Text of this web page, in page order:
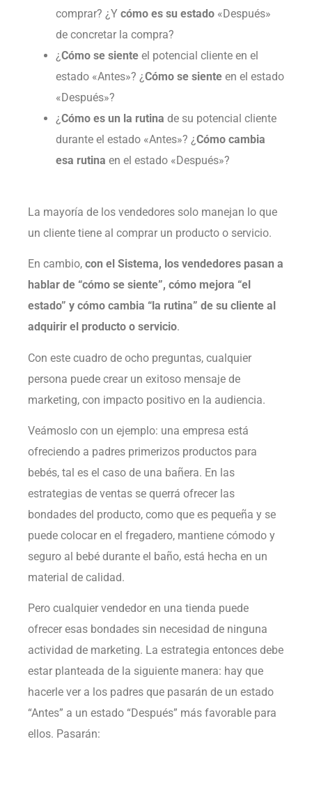
comprar? ¿Y cómo es su estado «Después»
de concretar la compra?
¿Cómo se siente el potencial cliente en el
estado «Antes»? ¿Cómo se siente en el estado
«Después»?
¿Cómo es un la rutina de su potencial cliente
durante el estado «Antes»? ¿Cómo cambia
esa rutina en el estado «Después»?
La mayoría de los vendedores solo manejan lo que
un cliente tiene al comprar un producto o servicio.
En cambio, con el Sistema, los vendedores pasan a
hablar de “cómo se siente”, cómo mejora “el
estado” y cómo cambia “la rutina” de su cliente al
adquirir el producto o servicio.
Con este cuadro de ocho preguntas, cualquier
persona puede crear un exitoso mensaje de
marketing, con impacto positivo en la audiencia.
Veámoslo con un ejemplo: una empresa está
ofreciendo a padres primerizos productos para
bebés, tal es el caso de una bañera. En las
estrategias de ventas se querrá ofrecer las
bondades del producto, como que es pequeña y se
puede colocar en el fregadero, mantiene cómodo y
seguro al bebé durante el baño, está hecha en un
material de calidad.
Pero cualquier vendedor en una tienda puede
ofrecer esas bondades sin necesidad de ninguna
actividad de marketing. La estrategia entonces debe
estar planteada de la siguiente manera: hay que
hacerle ver a los padres que pasarán de un estado
“Antes” a un estado “Después” más favorable para
ellos. Pasarán: